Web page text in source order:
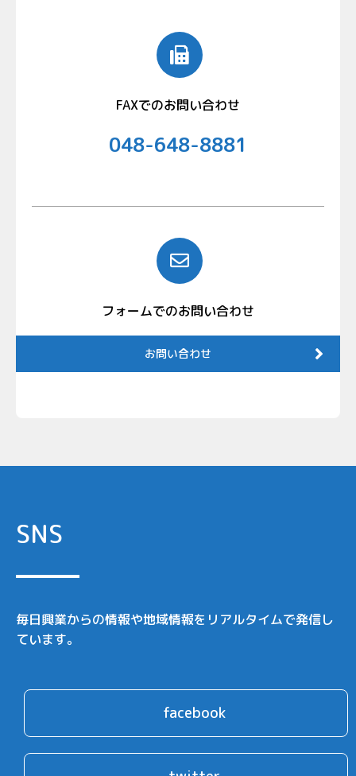
FAXでのお問い合わせ
048-648-8881
フォームでのお問い合わせ
お問い合わせ
SNS
毎日興業からの情報や地域情報をリアルタイムで発信し
ています。
facebook